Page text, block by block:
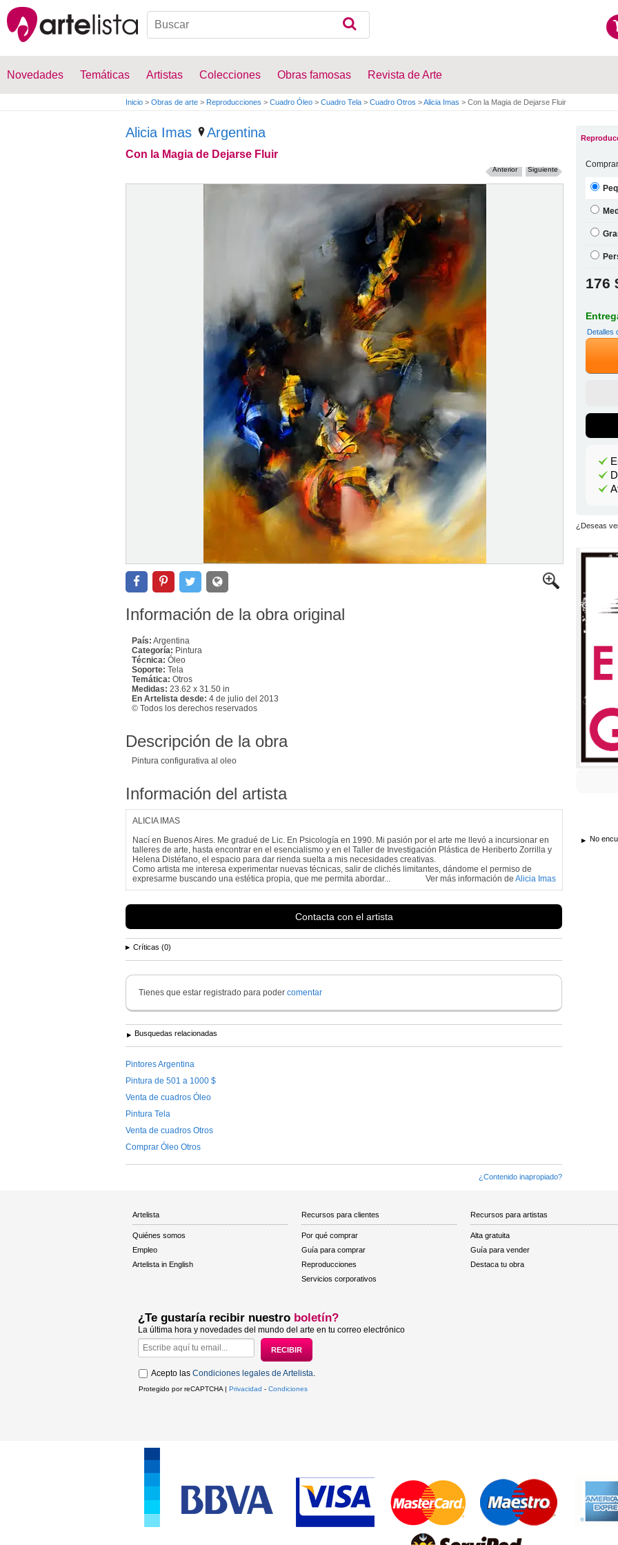
Novedades Temáticas Artistas Colecciones Obras famosas Revista de Arte
Inicio > Obras de arte > Reproducciones > Cuadro Óleo > Cuadro Tela > Cuadro Otros >Alicia Imas > Con la Magia de Dejarse Fluir
Alicia Imas Argentina
Con la Magia de Dejarse Fluir
Siguiente
Anterior
Información de la obra original
País: Argentina
Categoría: Pintura
Técnica: Óleo
Soporte: Tela
Temática: Otros
Medidas: 23.62 x 31.50 in
En Artelista desde: 4 de julio del 2013
© Todos los derechos reservados
Descripción de la obra
Pintura configurativa al oleo
Información del artista
ALICIA IMAS
Nací en Buenos Aires. Me gradué de Lic. En Psicología en 1990. Mi pasión por el arte me llevó a incursionar en
talleres de arte, hasta encontrar en el esencialismo y en el Taller de Investigación Plástica de Heriberto Zorrilla y
Helena Distéfano, el espacio para dar rienda suelta a mis necesidades creativas.
Como artista me interesa experimentar nuevas técnicas, salir de clichés limitantes, dándome el permiso de
expresarme buscando una estética propia, que me permita abordar...
Ver más información de Alicia Imas
Contacta con el artista
Críticas (0)
Tienes que estar registrado para poder comentar
Busquedas relacionadas
Pintores Argentina
Pintura de 501 a 1000 $
Venta de cuadros Óleo
Pintura Tela
Venta de cuadros Otros
Comprar Óleo Otros
¿Contenido inapropiado?
176
Detalles
¿Deseas
No
Artelista
Quiénes somos
Empleo
Artelista in English
Recursos para clientes
Por qué comprar
Guía para comprar
Reproducciones
Servicios corporativos
Recursos para artistas
Alta gratuita
Guía para vender
Destaca tu obra
¿Te gustaría recibir nuestro boletín?
La última hora y novedades del mundo del arte en tu correo electrónico
Acepto las Condiciones legales de Artelista
Protegido por reCAPTCHA | Privacidad - Condiciones